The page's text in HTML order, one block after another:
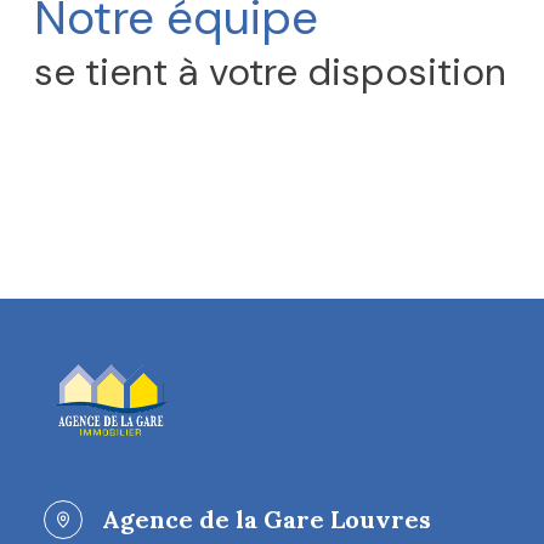
CONTACT
Notre équipe
se tient à votre disposition
Agence de la Gare Louvres